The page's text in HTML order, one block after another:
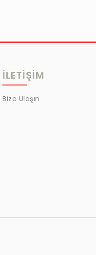
İLETİŞİM
Bize Ulaşın